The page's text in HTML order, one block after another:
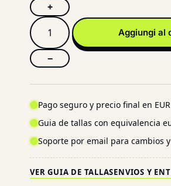
+
−
Aggiungi al
Pago seguro y precio final en EUR
Guia de tallas con equivalencia
Soporte por email para cambios
VER GUIA DE TALLASENVIOS Y